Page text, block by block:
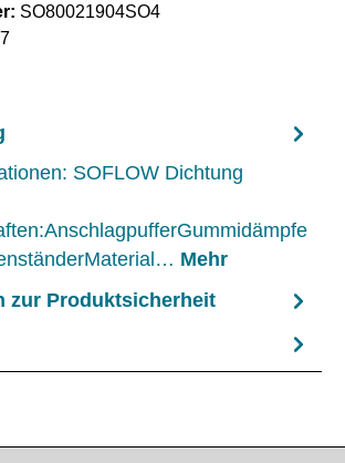
SO80021904SO4
7
SOFLOW Dichtung
Mehr
zur Produktsicherheit